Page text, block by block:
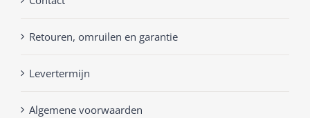
Retouren, omruilen en garantie
Levertermijn
Algemene voorwaarden